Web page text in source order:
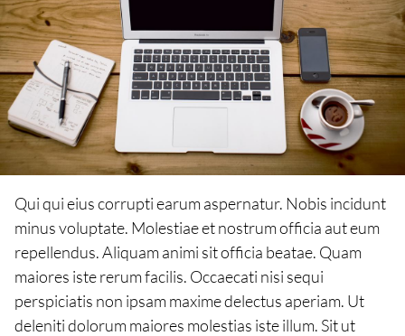
Qui qui eius corrupti earum aspernatur. Nobis incidunt
minus voluptate. Molestiae et nostrum officia aut eum
repellendus. Aliquam animi sit officia beatae. Quam
maiores iste rerum facilis. Occaecati nisi sequi
perspiciatis non ipsam maxime delectus aperiam. Ut
deleniti dolorum maiores molestias iste illum. Sit ut